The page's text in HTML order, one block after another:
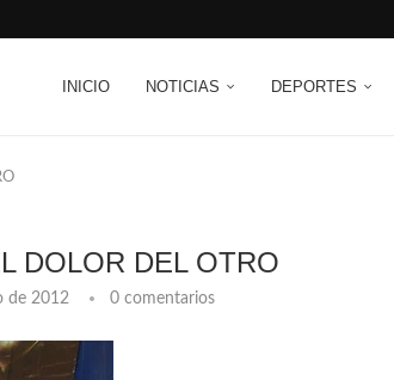
INICIO NOTICIAS DEPORTES
DOLOR DEL OTRO
de 2012 0 comentarios